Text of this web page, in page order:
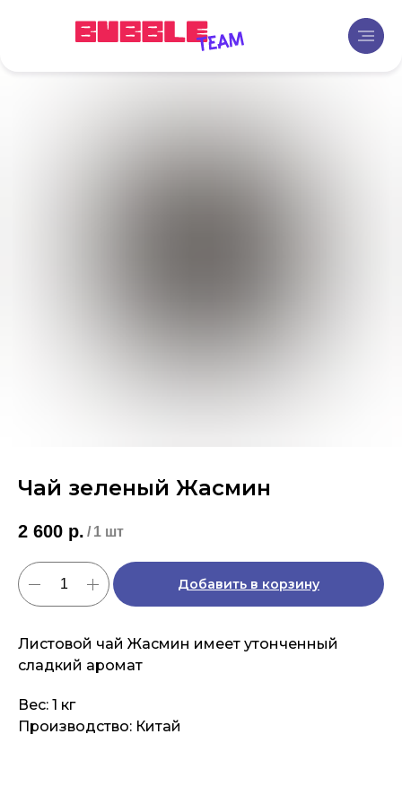
Чай зеленый Жасмин
2 600 р. / 1 шт
Добавить в корзину
Листовой чай Жасмин имеет утонченный
сладкий аромат
Вес: 1 кг
Производство: Китай